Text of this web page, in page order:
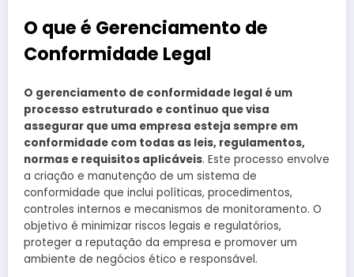
O que é Gerenciamento de
Conformidade Legal
O gerenciamento de conformidade legal é um
processo estruturado e contínuo que visa
assegurar que uma empresa esteja sempre em
conformidade com todas as leis, regulamentos,
normas e requisitos aplicáveis. Este processo envolve
a criação e manutenção de um sistema de
conformidade que inclui políticas, procedimentos,
controles internos e mecanismos de monitoramento. O
objetivo é minimizar riscos legais e regulatórios,
proteger a reputação da empresa e promover um
ambiente de negócios ético e responsável.